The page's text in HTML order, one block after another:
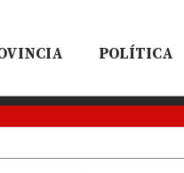
POLÍTICA